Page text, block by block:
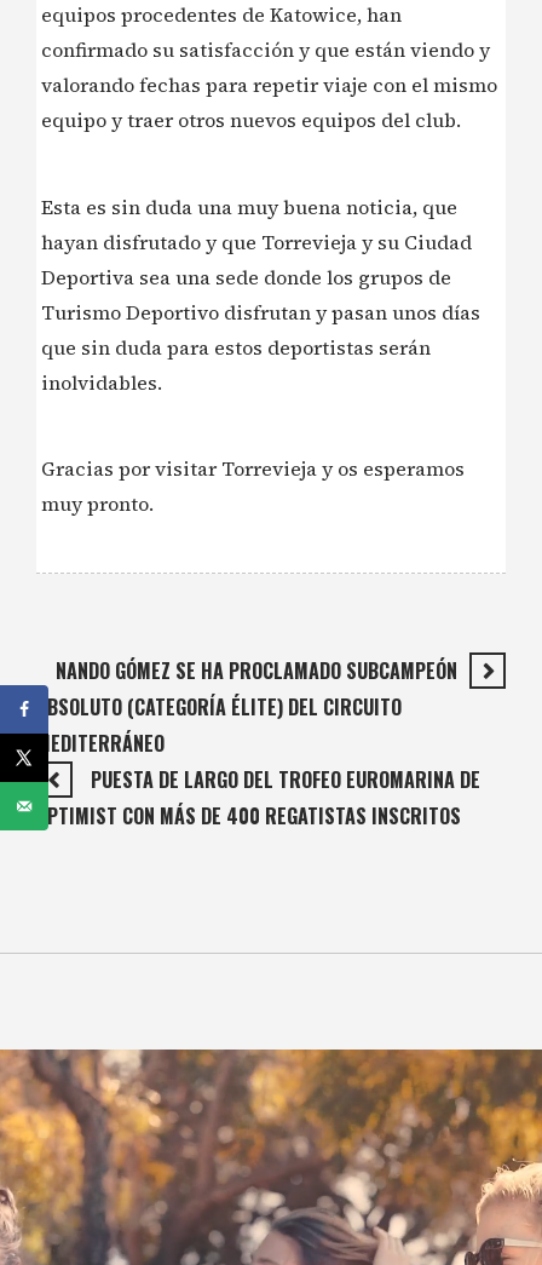
equipos procedentes de Katowice, han
confirmado su satisfacción y que están viendo y
valorando fechas para repetir viaje con el mismo
equipo y traer otros nuevos equipos del club.
Esta es sin duda una muy buena noticia, que
hayan disfrutado y que Torrevieja y su Ciudad
Deportiva sea una sede donde los grupos de
Turismo Deportivo disfrutan y pasan unos días
que sin duda para estos deportistas serán
inolvidables.
Gracias por visitar Torrevieja y os esperamos
muy pronto.
NANDO GÓMEZ SE HA PROCLAMADO SUBCAMPEÓN
ABSOLUTO (CATEGORÍA ÉLITE) DEL CIRCUITO
MEDITERRÁNEO
PUESTA DE LARGO DEL TROFEO EUROMARINA DE
OPTIMIST CON MÁS DE 400 REGATISTAS INSCRITOS